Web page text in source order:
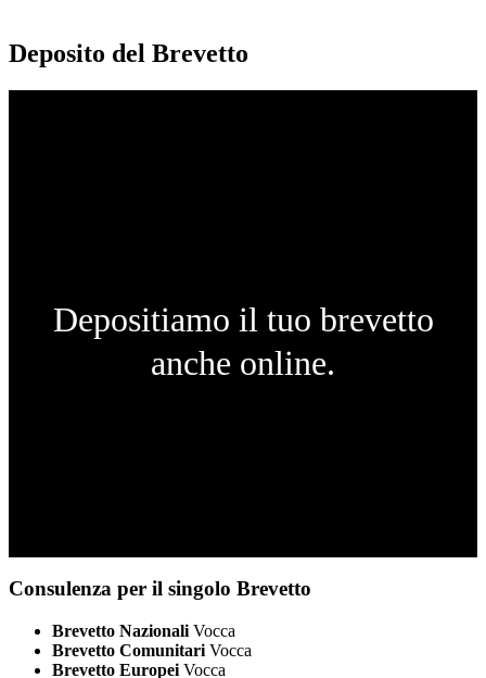
Deposito del Brevetto
Depositiamo il tuo brevetto
anche online.
Consulenza per il singolo Brevetto
Brevetto Nazionali Vocca
Brevetto Comunitari Vocca
Brevetto Europei Vocca